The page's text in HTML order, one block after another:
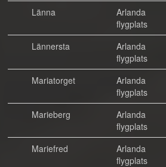
Länna
Arlanda
flygplats
Lännersta
Arlanda
flygplats
Mariatorget
Arlanda
flygplats
Marieberg
Arlanda
flygplats
Mariefred
Arlanda
flygplats